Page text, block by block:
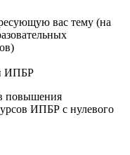
вас тему (на
ИПБР
повышения
ИПБР с нулевого